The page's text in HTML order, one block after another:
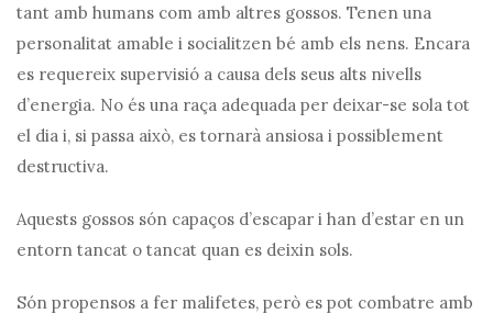
tant amb humans com amb altres gossos. Tenen una
personalitat amable i socialitzen bé amb els nens. Encara
es requereix supervisió a causa dels seus alts nivells
d’energia. No és una raça adequada per deixar-se sola tot
el dia i, si passa això, es tornarà ansiosa i possiblement
destructiva.
Aquests gossos són capaços d’escapar i han d’estar en un
entorn tancat o tancat quan es deixin sols.
Són propensos a fer malifetes, però es pot combatre amb